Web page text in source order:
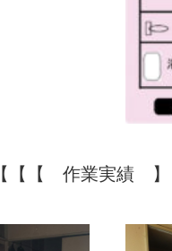
【【【 作業実績 】